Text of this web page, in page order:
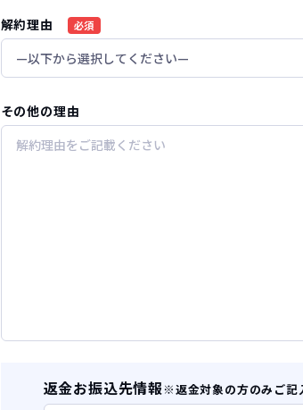
解約理由 必須
その他の理由
返金お振込先情報※返金対象の方のみご記